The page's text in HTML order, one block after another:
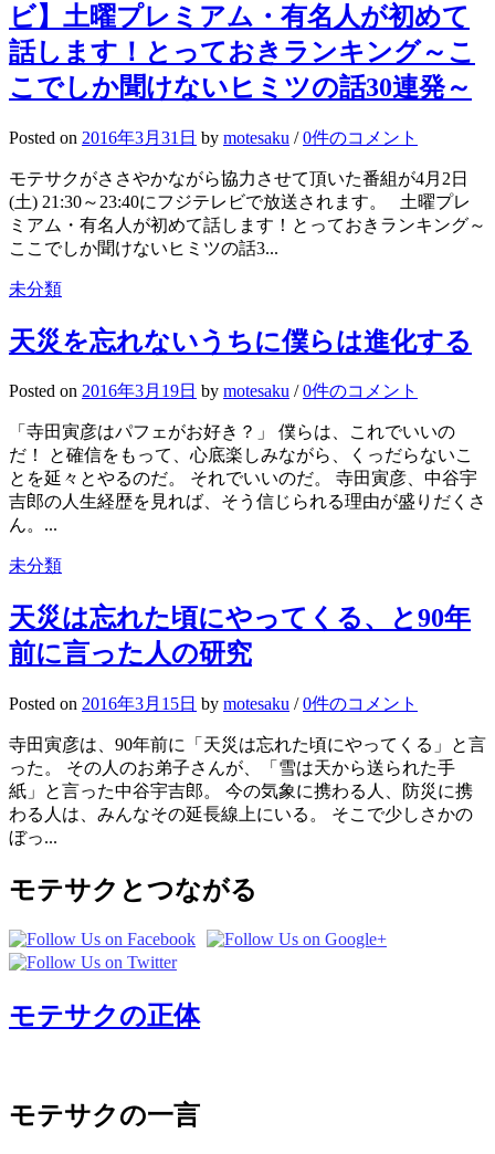
ビ】土曜プレミアム・有名人が初めて
話します！とっておきランキング～こ
こでしか聞けないヒミツの話30連発～
Posted on 2016年3月31日 by motesaku /0件のコメント
モテサクがささやかながら協力させて頂いた番組が4月2日
(土) 21:30～23:40にフジテレビで放送されます。 土曜プレ
ミアム・有名人が初めて話します！とっておきランキング～
ここでしか聞けないヒミツの話3...
未分類
天災を忘れないうちに僕らは進化する
Posted on 2016年3月19日 by motesaku /0件のコメント
「寺田寅彦はパフェがお好き？」 僕らは、これでいいの
だ！ と確信をもって、心底楽しみながら、くっだらないこ
とを延々とやるのだ。 それでいいのだ。 寺田寅彦、中谷宇
吉郎の人生経歴を見れば、そう信じられる理由が盛りだくさ
ん。...
未分類
天災は忘れた頃にやってくる、と90年
前に言った人の研究
Posted on 2016年3月15日 by motesaku /0件のコメント
寺田寅彦は、90年前に「天災は忘れた頃にやってくる」と言
った。 その人のお弟子さんが、「雪は天から送られた手
紙」と言った中谷宇吉郎。 今の気象に携わる人、防災に携
わる人は、みんなその延長線上にいる。 そこで少しさかの
ぼっ...
モテサクとつながる
モテサクの正体
モテサクの一言